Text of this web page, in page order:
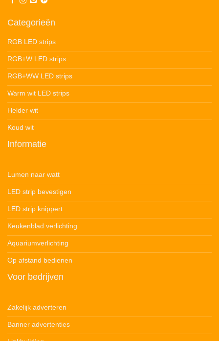
Categorieën
RGB LED strips
RGB+W LED strips
RGB+WW LED strips
Warm wit LED strips
Helder wit
Koud wit
Informatie
Lumen naar watt
LED strip bevestigen
LED strip knippert
Keukenblad verlichting
Aquariumverlichting
Op afstand bedienen
Voor bedrijven
Zakelijk adverteren
Banner advertenties